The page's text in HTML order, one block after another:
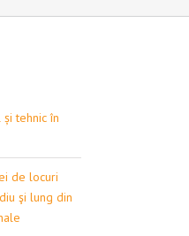
tehnic în
de locuri
şi lung din